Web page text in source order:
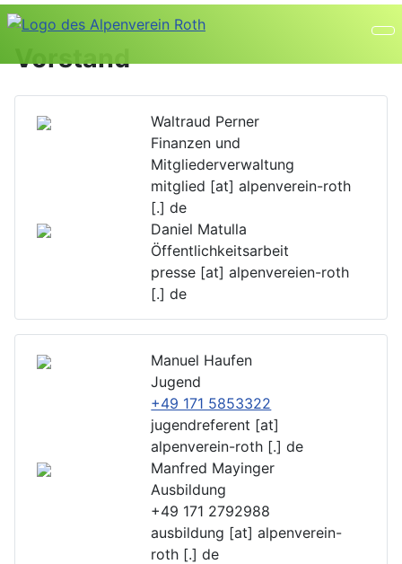
Vorstand
Waltraud Perner
Finanzen und
Mitgliederverwaltung
mitglied [at] alpenverein-roth
[.] de
Daniel Matulla
Öffentlichkeitsarbeit
presse [at] alpenvereien-roth
[.] de
Manuel Haufen
Jugend
+49 171 5853322
jugendreferent [at]
alpenverein-roth [.] de
Manfred Mayinger
Ausbildung
+49 171 2792988
ausbildung [at] alpenverein-
roth [.] de